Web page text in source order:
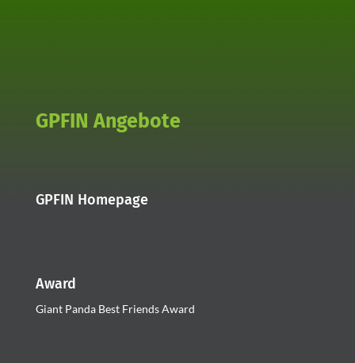
GPFIN Angebote
GPFIN Homepage
Award
Giant Panda Best Friends Award